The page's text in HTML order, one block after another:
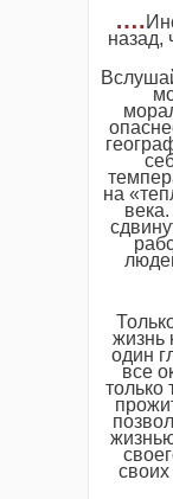
….
назад,
на
жизнь
один
все
только